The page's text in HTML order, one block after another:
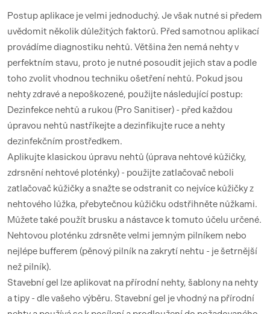
Postup aplikace je velmi jednoduchý. Je však nutné si předem
uvědomit několik důležitých faktorů. Před samotnou aplikací
provádíme diagnostiku nehtů. Většina žen nemá nehty v
perfektním stavu, proto je nutné posoudit jejich stav a podle
toho zvolit vhodnou techniku ​​ošetření nehtů. Pokud jsou
nehty zdravé a nepoškozené, použijte následující postup:
Dezinfekce nehtů a rukou (Pro Sanitiser) - před každou
úpravou nehtů nastříkejte a dezinfikujte ruce a nehty
dezinfekčním prostředkem.
Aplikujte klasickou úpravu nehtů (úprava nehtové kůžičky,
zdrsnění nehtové ploténky) - použijte zatlačovač neboli
zatlačovač kůžičky a snažte se odstranit co nejvíce kůžičky z
nehtového lůžka, přebytečnou kůžičku odstřihněte nůžkami.
Můžete také použít brusku a nástavce k tomuto účelu určené.
Nehtovou ploténku zdrsněte velmi jemným pilníkem nebo
nejlépe bufferem (pěnový pilník na zakrytí nehtu - je šetrnější
než pilník).
Stavební gel lze aplikovat na přírodní nehty, šablony na nehty
a tipy - dle vašeho výběru. Stavební gel je vhodný na přírodní